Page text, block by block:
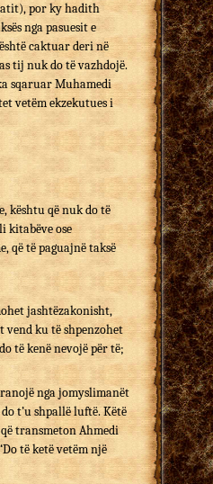
por ky hadith
nga pasuesit e
caktuar deri në
tij nuk do të vazhdojë.
sqaruar Muhamedi
vetëm ekzekutues i
kështu që nuk do të
kitabëve ose
që të paguajnë taksë
jashtëzakonisht,
vend ku të shpenzohet
të kenë nevojë për të;
nga jomyslimanët
t’u shpallë luftë. Këtë
transmeton Ahmedi
të ketë vetëm një